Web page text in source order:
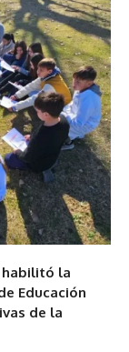
habilitó la
Educación
de la